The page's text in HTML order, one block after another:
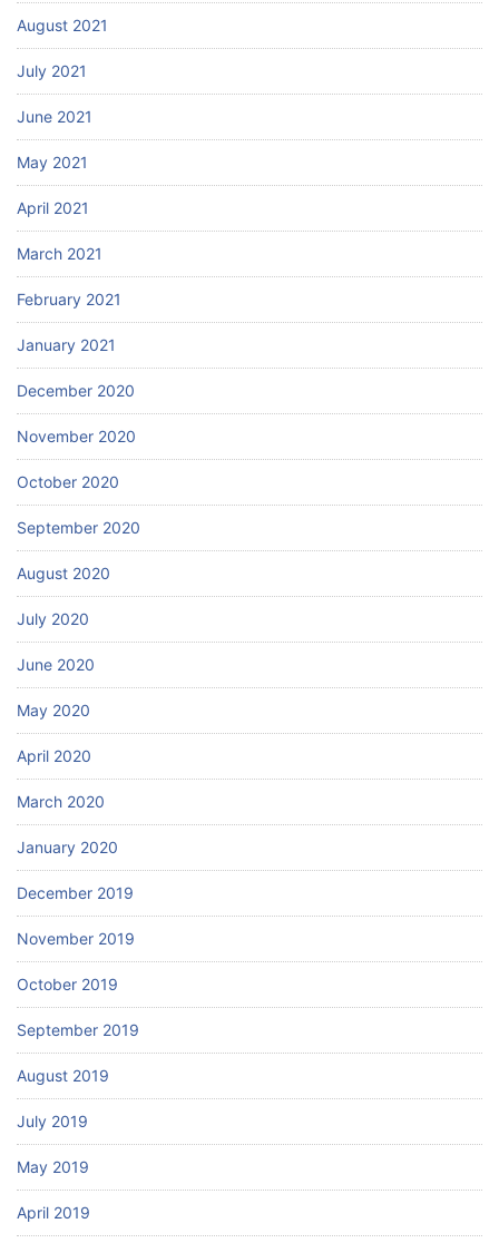
August 2021
July 2021
June 2021
May 2021
April 2021
March 2021
February 2021
January 2021
December 2020
November 2020
October 2020
September 2020
August 2020
July 2020
June 2020
May 2020
April 2020
March 2020
January 2020
December 2019
November 2019
October 2019
September 2019
August 2019
July 2019
May 2019
April 2019